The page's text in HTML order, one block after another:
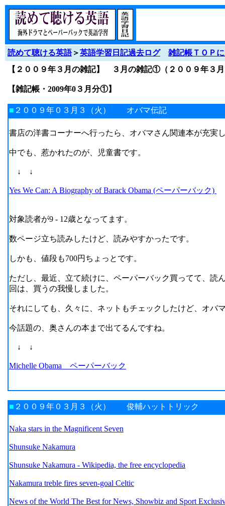
読めて聴ける英語＞英語学習日記過去ログ
雑記帳ＴＯＰ
【２００９年３月の雑記】 ３月の雑記①（２００９年３
【雑記帳・2009年0３月分①】
■ ２００９年０３月３（火） オバマ伝記
書店の洋書コーナーへ行ったら、オバマさん関連本が充実
中でも、惹かれたのが、児童書です。
↓ ↓
Yes We Can: A Biography of Barack Obama (ペーパーバック)
対象読者が9 - 12歳となってます。
数ページ立ち読みしたけど、読みやすかったです。
しかも、値段も700円ちょっとです。
ただし、最近、立て続けに、ペーパーバック買ってて、読
回は、買うの我慢しました。
それにしても、久々に、ネットもチェックしたけど、オバ
今話題の、奥さんの本まで出てるんですね。
↓ ↓
Michelle Obama ペーパーバック
■ ２００９年０３月３（火） 俊輔ハットトリック
Naka stars in the Magnificent Seven
Shunsuke Nakamura
Shunsuke Nakamura - Wikipedia, the free encyclopedia
Nakamura treble fires seven-goal Celtic
News of the World The Best for News, Showbiz and Sport